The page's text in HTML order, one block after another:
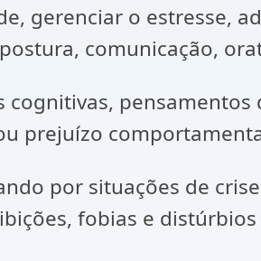
gerenciar o estresse,
comunicação,
prejuízo
por situações de
fobias e